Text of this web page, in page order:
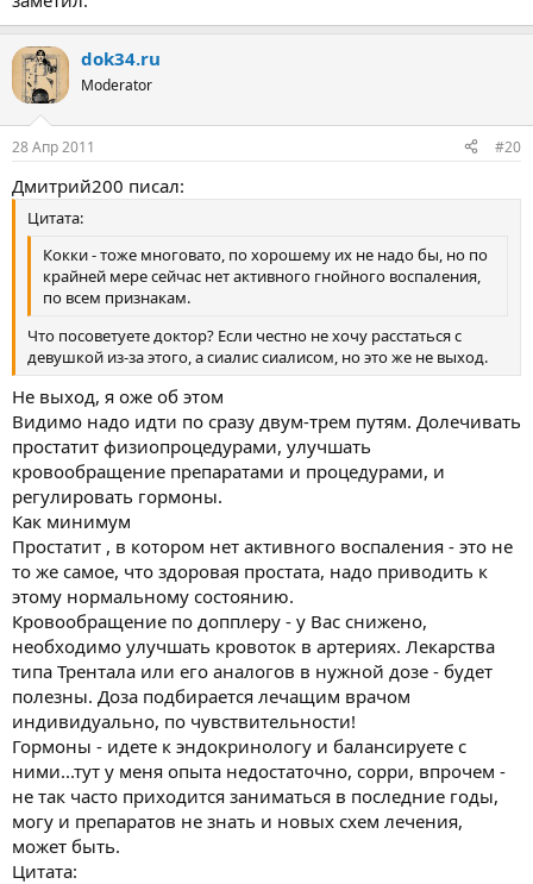
dok34.ru
Moderator
28 Апр 2011 #20
Дмитрий200 писал:
Цитата:
Кокки - тоже многовато, по хорошему их не надо бы, но по
крайней мере сейчас нет активного гнойного воспаления,
по всем признакам.
Что посоветуете доктор? Если честно не хочу расстаться с
девушкой из-за этого, а сиалис сиалисом, но это же не выход.
Не выход, я оже об этом
Видимо надо идти по сразу двум-трем путям. Долечивать
простатит физиопроцедурами, улучшать
кровообращение препаратами и процедурами, и
регулировать гормоны.
Как минимум
Простатит , в котором нет активного воспаления - это не
то же самое, что здоровая простата, надо приводить к
этому нормальному состоянию.
Кровообращение по допплеру - у Вас снижено,
необходимо улучшать кровоток в артериях. Лекарства
типа Трентала или его аналогов в нужной дозе - будет
полезны. Доза подбирается лечащим врачом
индивидуально, по чувствительности!
Гормоны - идете к эндокринологу и балансируете с
ними...тут у меня опыта недостаточно, сорри, впрочем -
не так часто приходится заниматься в последние годы,
могу и препаратов не знать и новых схем лечения,
может быть.
Цитата: